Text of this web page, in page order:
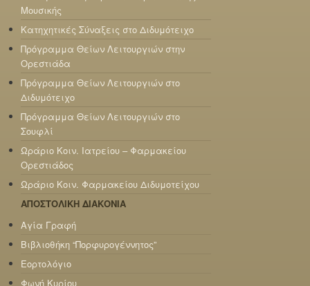
Μουσικής
Κατηχητικές Σύναξεις στο Διδυμότειχο
Πρόγραμμα Θείων Λειτουργιών στην
Ορεστιάδα
Πρόγραμμα Θείων Λειτουργιών στο
Διδυμότειχο
Πρόγραμμα Θείων Λειτουργιών στο
Σουφλί
Ωράριο Κοιν. Ιατρείου – Φαρμακείου
Ορεστιάδος
Ωράριο Κοιν. Φαρμακείου Διδυμοτείχου
ΑΠΟΣΤΟΛΙΚΗ ΔΙΑΚΟΝΙΑ
Αγία Γραφή
Βιβλιοθήκη “Πορφυρογέννητος”
Εορτολόγιο
Φωνή Κυρίου